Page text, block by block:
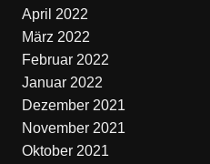
April 2022
März 2022
Februar 2022
Januar 2022
Dezember 2021
November 2021
Oktober 2021